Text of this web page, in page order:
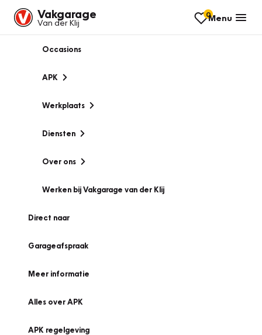
Vakgarage
Van der Klij
0Menu
Occasions
APK
Werkplaats
Diensten
Over ons
Werken bij Vakgarage van der Klij
Direct naar
Garageafspraak
Meer informatie
Alles over APK
APK regelgeving